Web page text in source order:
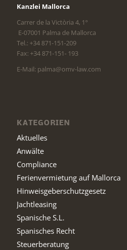
Kanzlei Mallorca
Carrer de la Victòria 4, 1°
E-07001 Palma de Mallorca
Tel.: +34 871-151-209
Fax: +34 871-151- 193
E-Mail: palma@omv-law.com
KATEGORIEN
Aktuelles
Anwälte
Compliance
Ferienvermietung auf Mallorca
Hinweisgeberschutzgesetz
Jachtleasing
Spanische S.L.
Spanisches Recht
Steuerberatung